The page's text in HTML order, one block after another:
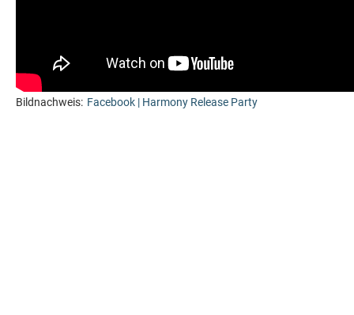
Bildnachweis: Facebook | Harmony Release Party